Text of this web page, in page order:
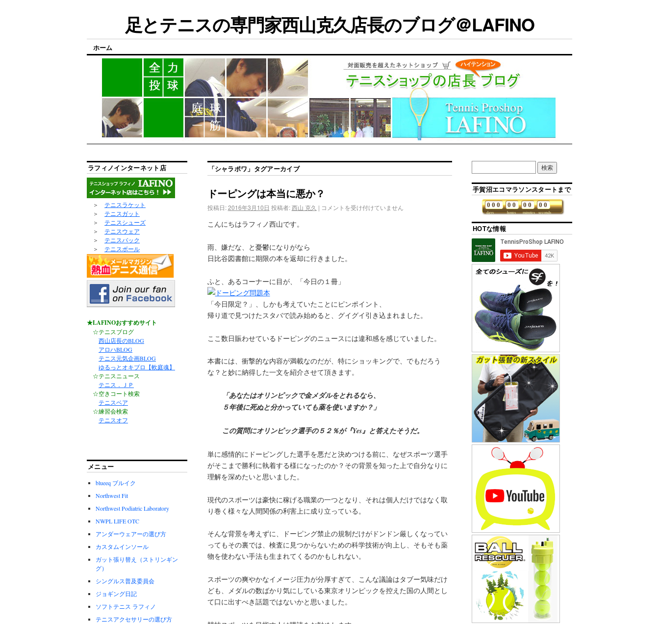
足とテニスの専門家西山克久店長のブログ＠LAFINO
ホーム
「シャラポワ 」タグアーカイブ
ドーピングは本当に悪か？
投稿日: 2016年3月10日 投稿者: 西山 克久 | コメントを受け付けていません
こんにちはラフィノ西山です。
雨、嫌だな、と憂鬱になりがなら
日比谷図書館に期限の本を返却に行きました。
ふと、あるコーナーに目が、「今日の１冊」
「今日限定？」、しかも考えていたことにピンポイント、
帰り道で見つけたスタバで読み始めると、グイグイ引き込まれました。
ここ数日賑わせているドーピングのニュースには違和感を感じていました。
本書には、衝撃的な内容が満載なのだが、特にショッキングで、でもだろう
な？と妙に納得した一文を紹介させて頂きます。
「あなたはオリンピックで金メダルをとれるなら、
５年後に死ぬと分かっていても薬を使いますか？」
この質問にオリンピック選手の５２％が『Yes』と答えたそうだ。
単に感情的にドーピングした選手を悪だと決めつける前に、なぜスポーツ選手
がそこまで勝利に執着する様になったのか？その背景を知った上で自分なりに
理解を深めたいと思いました。
現代のスポーツは豪快に稼げる職業の一つとなり、それは個人だけではなく取
り巻く様々な人間関係の利害上に成り立っている。
そんな背景を考えずに、ドーピング禁止の規制だけがドンドン厳しくなってい
ってもその裏では、検査に見つからないための科学技術が向上し、そもそも薬
物を使わない手法も生まれてくるのかもしれない。
スポーツの爽やかなイメージ圧力が分厚すぎて、こんな議論はタブー気味だけ
ども、メダルの数ばかり気にしている東京オリンピックを控えた国の人間とし
て口に出すべき話題ではないかと思いました。
ラフィノインターネット店
＞ テニスラケット
＞ テニスガット
＞ テニスシューズ
＞ テニスウェア
＞ テニスバック
＞ テニスボール
★LAFINOおすすめサイト
☆テニスブログ
西山店長のBLOG
アロハBLOG
テニス元気企画BLOG
ゆるっとオキブロ【軟庭魂】
☆テニスニュース
テニス．ＪＰ
☆空きコート検索
テニスベア
☆練習会検索
テニスオフ
メニュー
blueeq ブルイク
Northwest Fit
Northwest Podiatric Laboratory
NWPL LIFE OTC
アンダーウェアーの選び方
カスタムインソール
ガット張り替え（ストリンギン
グ）
シングルス普及委員会
ジョギング日記
ソフトテニス ラフィノ
テニスアクセサリーの選び方
手賀沼エコマラソンスタートまで
days
0 0 0
hours
0 0
minutes
0 0
seconds
0 0
HOTな情報